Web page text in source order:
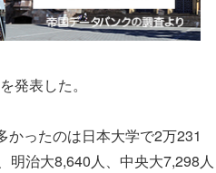
発表した。
ったのは日本大学で2万231
明治大8,640人、中央大7,298人